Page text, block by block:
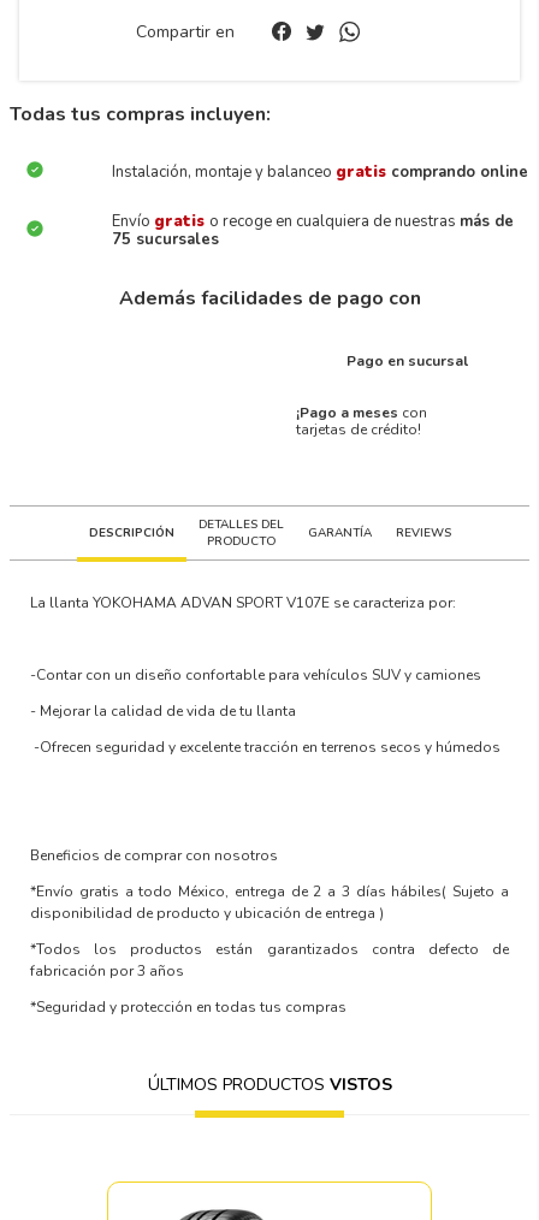
Compartir en
Todas tus compras incluyen:
Instalación, montaje y balanceo gratis comprando online
Envío gratis o recoge en cualquiera de nuestras más de
75 sucursales
Además facilidades de pago con
Pago en sucursal
¡Pago a meses con
tarjetas de crédito!
DESCRIPCIÓN
DETALLES DEL
PRODUCTO
GARANTÍA REVIEWS
La llantaYOKOHAMA ADVAN SPORT V107E se caracteriza por:
-Contar con un diseño confortable para vehículos SUV y camiones
- Mejorar la calidad de vida de tu llanta
-Ofrecen seguridad y excelente tracción en terrenos secos y húmedos
Beneficios de comprar con nosotros
*Envío gratis a todo México, entrega de 2 a 3 días hábiles( Sujeto a
disponibilidad de producto y ubicación de entrega )
*Todos los productos están garantizados contra defecto de
fabricación por 3 años
*Seguridad y protección en todas tus compras
ÚLTIMOS PRODUCTOS VISTOS